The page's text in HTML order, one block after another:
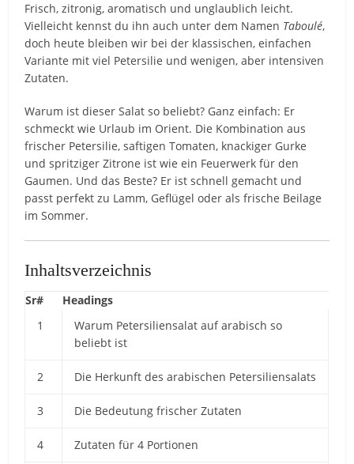
Frisch, zitronig, aromatisch und unglaublich leicht.
Vielleicht kennst du ihn auch unter dem Namen Taboulé,
doch heute bleiben wir bei der klassischen, einfachen
Variante mit viel Petersilie und wenigen, aber intensiven
Zutaten.
Warum ist dieser Salat so beliebt? Ganz einfach: Er
schmeckt wie Urlaub im Orient. Die Kombination aus
frischer Petersilie, saftigen Tomaten, knackiger Gurke
und spritziger Zitrone ist wie ein Feuerwerk für den
Gaumen. Und das Beste? Er ist schnell gemacht und
passt perfekt zu Lamm, Geflügel oder als frische Beilage
im Sommer.
Inhaltsverzeichnis
Sr#
Headings
1
Warum Petersiliensalat auf arabisch so
beliebt ist
2 Die Herkunft des arabischen Petersiliensalats
3 Die Bedeutung frischer Zutaten
4 Zutaten für 4 Portionen